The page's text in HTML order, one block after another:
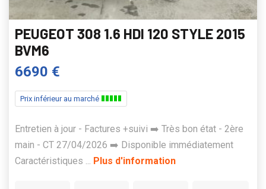
PEUGEOT 308 1.6 HDI 120 STYLE 2015
BVM6
6690 €
Prix inférieur au marché
Entretien à jour - Factures +suivi ➡️ Très bon état - 2ère
main - CT 27/04/2026 ➡️ Disponible immédiatement
Caractéristiques ... Plus d'information